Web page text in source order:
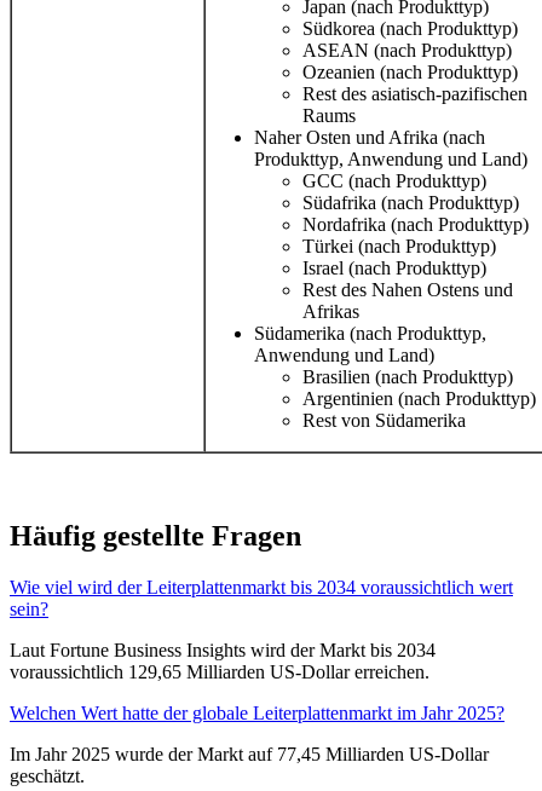
Japan (nach Produkttyp)
Südkorea (nach Produkttyp)
ASEAN (nach Produkttyp)
Ozeanien (nach Produkttyp)
Rest des asiatisch-pazifischen
Raums
Naher Osten und Afrika (nach
Produkttyp, Anwendung und Land)
GCC (nach Produkttyp)
Südafrika (nach Produkttyp)
Nordafrika (nach Produkttyp)
Türkei (nach Produkttyp)
Israel (nach Produkttyp)
Rest des Nahen Ostens und
Afrikas
Südamerika (nach Produkttyp,
Anwendung und Land)
Brasilien (nach Produkttyp)
Argentinien (nach Produkttyp)
Rest von Südamerika
Häufig gestellte Fragen
Wie viel wird der Leiterplattenmarkt bis 2034 voraussichtlich wert
sein?
Laut Fortune Business Insights wird der Markt bis 2034
voraussichtlich 129,65 Milliarden US-Dollar erreichen.
Welchen Wert hatte der globale Leiterplattenmarkt im Jahr 2025?
Im Jahr 2025 wurde der Markt auf 77,45 Milliarden US-Dollar
geschätzt.